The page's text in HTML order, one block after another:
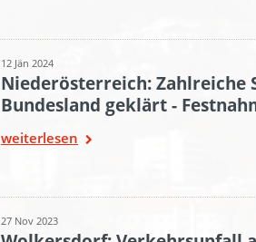
12 Jän 2024
Niederösterreich: Zahlreiche
Bundesland geklärt -
weiterlesen
27 Nov 2023